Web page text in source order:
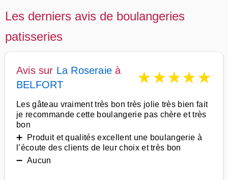
Les derniers avis de boulangeries
patisseries
Avis sur La Roseraie à
BELFORT
★★★★★
Les gâteau vraiment très bon très jolie très bien fait
je recommande cette boulangerie pas chère et très
bon
➕ Produit et qualités excellent une boulangerie à
l’écoute des clients de leur choix et très bon
➖ Aucun